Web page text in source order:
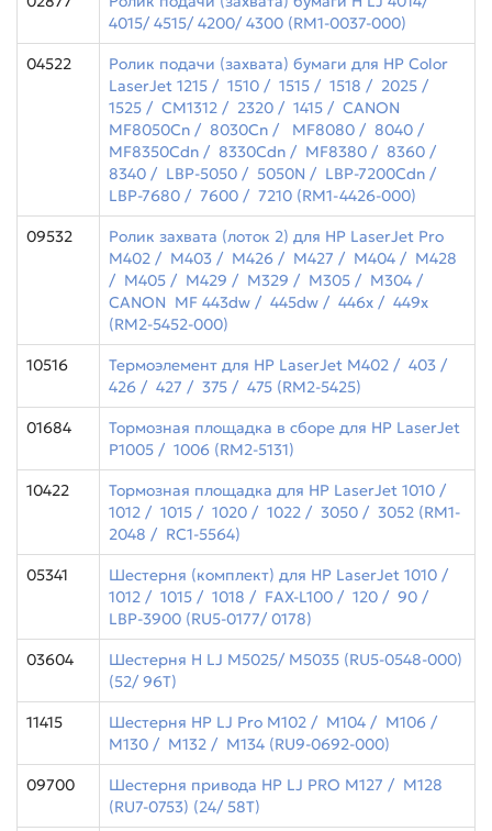
4015/ 4515/ 4200/ 4300 (RM1-0037-000)
04522
Ролик подачи (захвата) бумаги для HP Color
LaserJet 1215 / 1510 / 1515 / 1518 / 2025 /
1525 / CM1312 / 2320 / 1415 / CANON
MF8050Cn / 8030Cn / MF8080 / 8040 /
MF8350Cdn / 8330Cdn / MF8380 / 8360 /
8340 / LBP-5050 / 5050N / LBP-7200Cdn /
LBP-7680 / 7600 / 7210 (RM1-4426-000)
09532
Ролик захвата (лоток 2) для HP LaserJet Pro
M402 / M403 / M426 / M427 / M404 / M428
/ M405 / M429 / M329 / M305 / M304 /
CANON MF 443dw / 445dw / 446x / 449x
(RM2-5452-000)
10516
Термоэлемент для HP LaserJet M402 / 403 /
426 / 427 / 375 / 475 (RM2-5425)
01684
Тормозная площадка в сборе для HP LaserJet
P1005 / 1006 (RM2-5131)
10422
Тормозная площадка для HP LaserJet 1010 /
1012 / 1015 / 1020 / 1022 / 3050 / 3052 (RM1-
2048 / RC1-5564)
05341
Шестерня (комплект) для HP LaserJet 1010 /
1012 / 1015 / 1018 / FAX-L100 / 120 / 90 /
LBP-3900 (RU5-0177/ 0178)
03604
Шестерня H LJ M5025/ M5035 (RU5-0548-000)
(52/ 96Т)
11415
Шестерня HP LJ Pro M102 / M104 / M106 /
M130 / M132 / M134 (RU9-0692-000)
09700
Шестерня привода НР LJ PRO M127 / M128
(RU7-0753) (24/ 58T)